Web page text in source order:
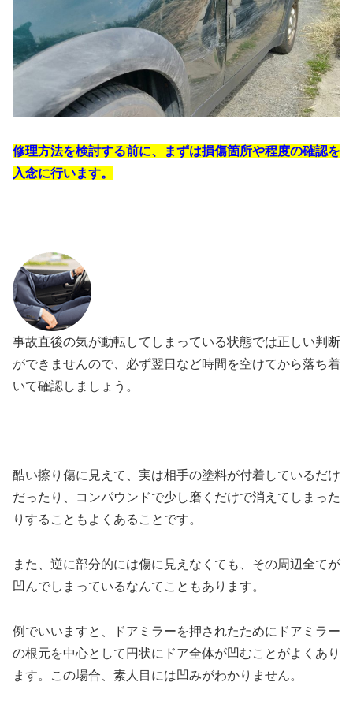
修理方法を検討する前に、まずは損傷箇所や程度の確認を
入念に行います。
事故直後の気が動転してしまっている状態では正しい判断
ができませんので、必ず翌日など時間を空けてから落ち着
いて確認しましょう。
酷い擦り傷に見えて、実は相手の塗料が付着しているだけ
だったり、コンパウンドで少し磨くだけで消えてしまった
りすることもよくあることです。
また、逆に部分的には傷に見えなくても、その周辺全てが
凹んでしまっているなんてこともあります。
例でいいますと、ドアミラーを押されたためにドアミラー
の根元を中心として円状にドア全体が凹むことがよくあり
ます。この場合、素人目には凹みがわかりません。